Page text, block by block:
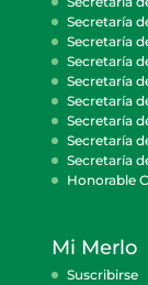
Secretaría
Secretaría
Secretaría
Secretaría
Secretaría
Secretaría
Secretaría
Secretaría
Honorable
Mi Merlo
Suscribirse